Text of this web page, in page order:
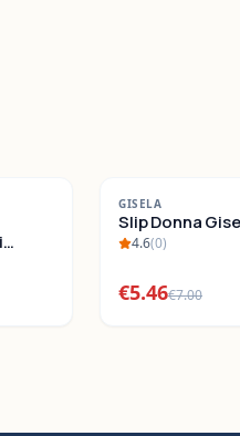
-22%
SALDI
GISELA
Slip Donna
4.6(0)
€5.46€7.00